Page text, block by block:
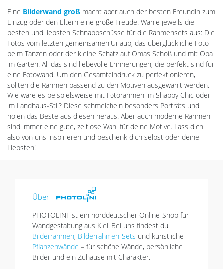
Eine Bilderwand groß macht aber auch der besten Freundin zum
Einzug oder den Eltern eine große Freude. Wähle jeweils die
besten und liebsten Schnappschüsse für die Rahmensets aus: Die
Fotos vom letzten gemeinsamen Urlaub, das überglückliche Foto
beim Tanzen oder der kleine Schatz auf Omas Schoß und mit Opa
im Garten. All das sind liebevolle Erinnerungen, die perfekt sind für
eine Fotowand. Um den Gesamteindruck zu perfektionieren,
sollten die Rahmen passend zu den Motiven ausgewählt werden.
Wie wäre es beispielsweise mit Fotorahmen im Shabby Chic oder
im Landhaus-Stil? Diese schmeicheln besonders Porträts und
holen das Beste aus diesen heraus. Aber auch moderne Rahmen
sind immer eine gute, zeitlose Wahl für deine Motive. Lass dich
also von uns inspirieren und beschenk dich selbst oder deine
Liebsten!
Über
PHOTOLINI ist ein norddeutscher Online-Shop für
Wandgestaltung aus Kiel. Bei uns findest du
Bilderrahmen, Bilderrahmen-Sets und künstliche
Pflanzenwände – für schöne Wände, persönliche
Bilder und ein Zuhause mit Charakter.